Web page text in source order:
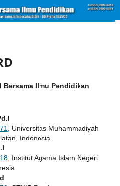
Bersama Ilmu Pendidikan
, Universitas Muhammadiyah
Indonesia
, Institut Agama Islam Negeri